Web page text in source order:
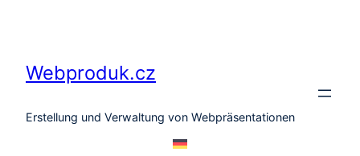
Webproduk.cz
Erstellung und Verwaltung von Webpräsentationen